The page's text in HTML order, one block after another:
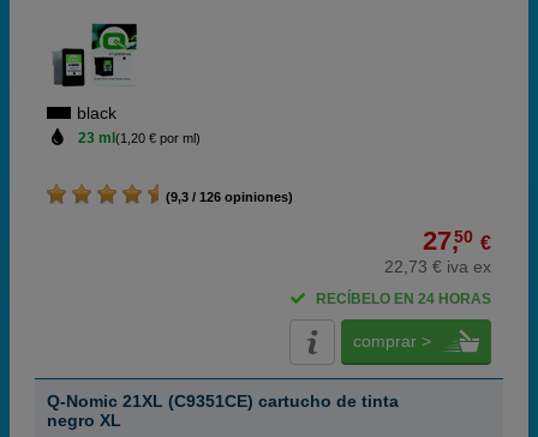
black
23 ml (1,20 € por ml)
(9,3 / 126 opiniones)
27,50 €
22,73 € iva ex
RECÍBELO EN 24 HORAS
comprar >
Q-Nomic 21XL (C9351CE) cartucho de tinta
negro XL